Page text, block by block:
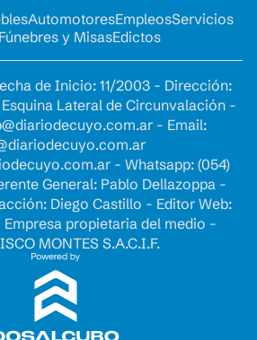
AutomotoresEmpleosServicios
y MisasEdictos
de Inicio: 11/2003 - Dirección:
Lateral de Circunvalación -
- Email:
- Whatsapp: (054)
General: Pablo Dellazoppa -
Diego Castillo - Editor Web:
propietaria del medio -
MONTES S.A.C.I.F.